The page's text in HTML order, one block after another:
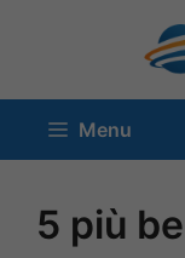
contenuto
Menu
5 più